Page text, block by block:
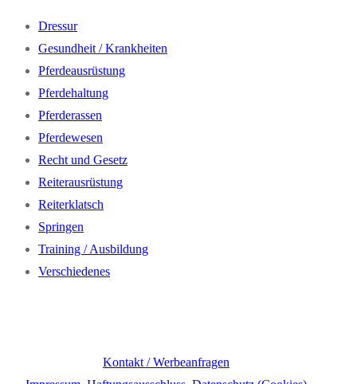
Dressur
Gesundheit / Krankheiten
Pferdeausrüstung
Pferdehaltung
Pferderassen
Pferdewesen
Recht und Gesetz
Reiterausrüstung
Reiterklatsch
Springen
Training / Ausbildung
Verschiedenes
Kontakt / Werbeanfragen